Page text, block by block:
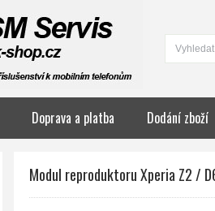
Doprava a platba Dodání zboží
Modul reproduktoru Xperia Z2 /